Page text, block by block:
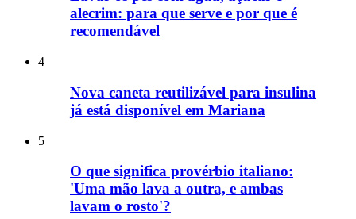
alecrim: para que serve e por que é
recomendável
4
Nova caneta reutilizável para insulina
já está disponível em Mariana
5
O que significa provérbio italiano:
'Uma mão lava a outra, e ambas
lavam o rosto'?